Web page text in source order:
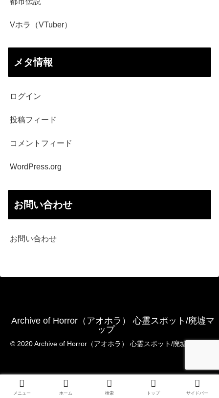
Vホラ（VTuber）
メタ情報
ログイン
投稿フィード
コメントフィード
WordPress.org
お問い合わせ
お問い合わせ
Archive of Horror（アオホラ） 心霊スポット/廃墟マ
ップ
© 2020 Archive of Horror（アオホラ） 心霊スポット/廃墟マップ.
メニュー ホーム 検索 トップ サイドバー